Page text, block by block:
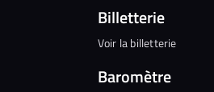
Billetterie
Voir la billetterie
Baromètre